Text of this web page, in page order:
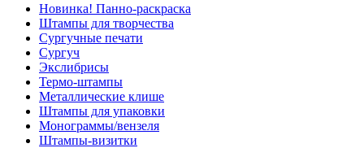
Новинка! Панно-раскраска
Штампы для творчества
Сургучные печати
Сургуч
Экслибрисы
Термо-штампы
Металлические клише
Штампы для упаковки
Монограммы/вензеля
Штампы-визитки